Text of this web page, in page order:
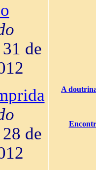
31 de
28 de
A